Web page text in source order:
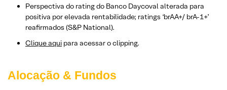
Perspectiva do rating do Banco Daycoval alterada para
positiva por elevada rentabilidade; ratings ‘brAA+/ brA-1+’
reafirmados (S&P National).
Clique aqui para acessar o clipping.
Alocação & Fundos